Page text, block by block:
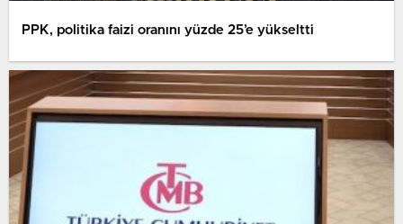
PPK, politika faizi oranını yüzde 25’e yükseltti